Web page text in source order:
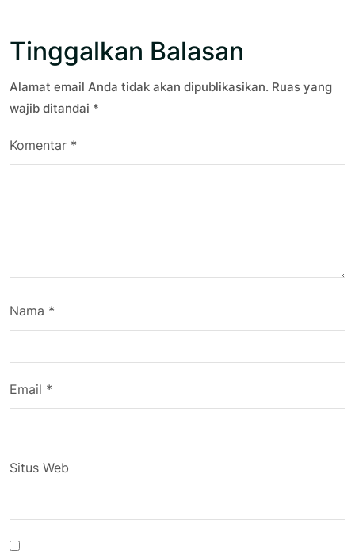
Tinggalkan Balasan
Alamat email Anda tidak akan dipublikasikan. Ruas yang
wajib ditandai *
Komentar *
Nama *
Email *
Situs Web